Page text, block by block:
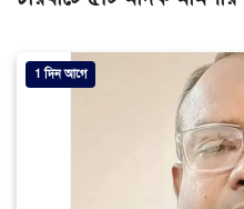
1 দিন আগে